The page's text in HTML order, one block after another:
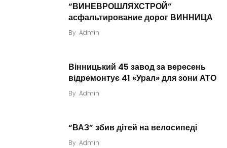
“ВИНЕВРОШЛЯХСТРОЙ”
асфальтирование дорог ВИННИЦА
By Admin
Вінницький 45 завод за вересень
відремонтує 41 «Урал» для зони АТО
By Admin
“ВАЗ” збив дітей на велосипеді
By Admin